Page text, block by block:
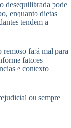
desequilibrada pode
enquanto dietas
tendem a
remoso fará mal para
fatores
e contexto
ou sempre